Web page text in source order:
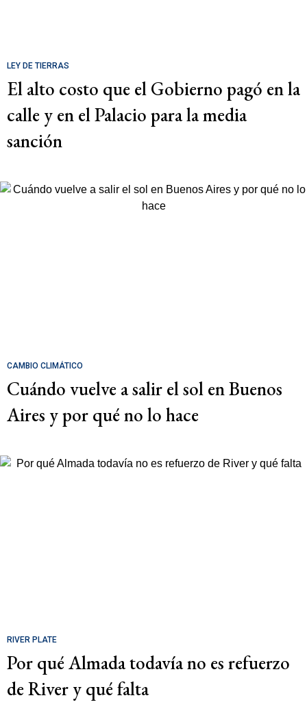
LEY DE TIERRAS
El alto costo que el Gobierno pagó en la
calle y en el Palacio para la media
sanción
CAMBIO CLIMÁTICO
Cuándo vuelve a salir el sol en Buenos
Aires y por qué no lo hace
RIVER PLATE
Por qué Almada todavía no es refuerzo
de River y qué falta